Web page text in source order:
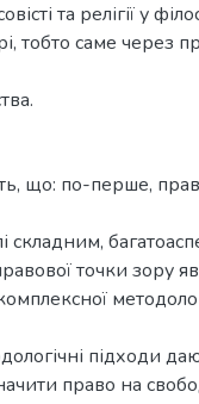
та релігії у
тобто саме через
що: по-перше,
складним,
точки зору
підходи
право на